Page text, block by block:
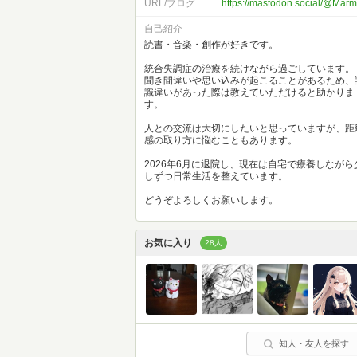
URL/ブログ https://mastodon.social/
自己紹介
読書・音楽・創作が好きです。
統合失調症の治療を続けながら過ごしています。
聞き間違いや思い込みが起こることがあるため、
識違いがあった際は教えていただけると助かりま
す。
人との交流は大切にしたいと思っていますが、距
感の取り方に悩むこともあります。
2026年6月に退院し、現在は自宅で療養しながら
しずつ日常生活を整えています。
どうぞよろしくお願いします。
お気に入り 28人
知人・友人を探す